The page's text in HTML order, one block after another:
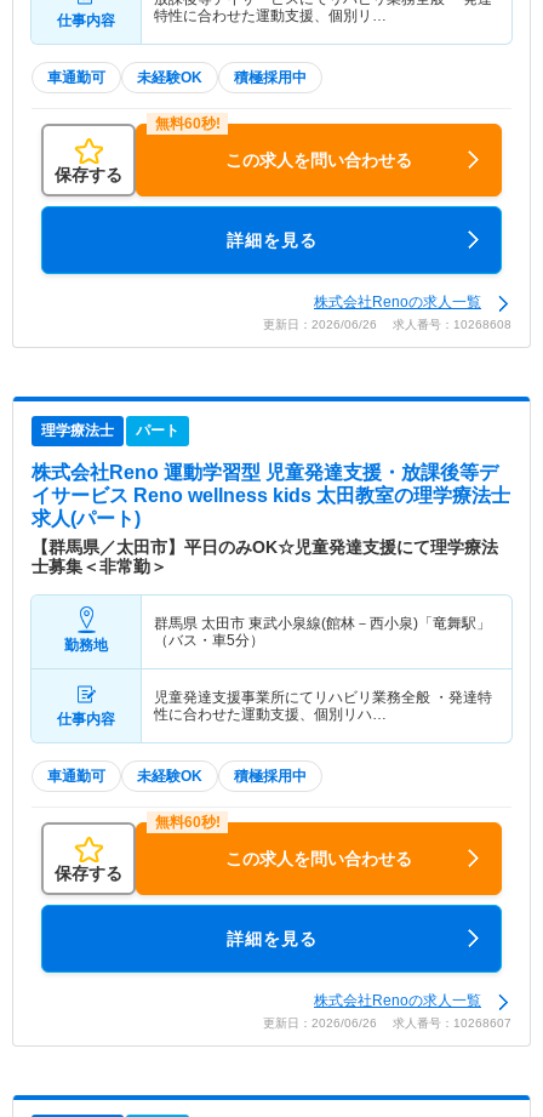
仕事内容
特性に合わせた運動支援、個別リ…
車通勤可 未経験OK 積極採用中
保存する
この求人を問い合わせる
詳細を見る
株式会社Renoの求人一覧
更新日：2026/06/26 求人番号：10268608
理学療法士 パート
株式会社Reno 運動学習型 児童発達支援・放課後等デ
イサービス Reno wellness kids 太田教室の理学療法士
求人(パート)
【群馬県／太田市】平日のみOK☆児童発達支援にて理学療法
士募集＜非常勤＞
勤務地
群馬県 太田市 東武小泉線(館林－西小泉)「竜舞駅」
（バス・車5分）
仕事内容
児童発達支援事業所にてリハビリ業務全般 ・発達特
性に合わせた運動支援、個別リハ…
車通勤可 未経験OK 積極採用中
保存する
この求人を問い合わせる
詳細を見る
株式会社Renoの求人一覧
更新日：2026/06/26 求人番号：10268607